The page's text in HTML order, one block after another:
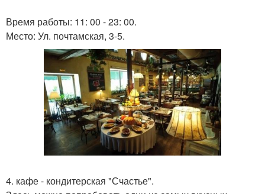
Время работы: 11: 00 - 23: 00.
Место: Ул. почтамская, 3-5.
4. кафе - кондитерская "Счастье".